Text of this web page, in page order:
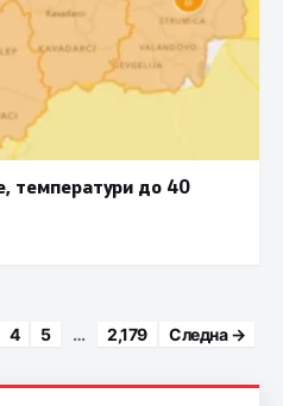
температури до 40
Posts
4 5 … 2,179 Следна →